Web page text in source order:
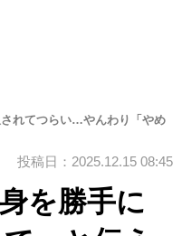
れてつらい…やんわり「やめ
投稿日：2025.12.15 08:45
を勝手に